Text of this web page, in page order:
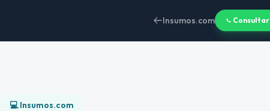
Insumos.com Consultar
💻 Insumos.com